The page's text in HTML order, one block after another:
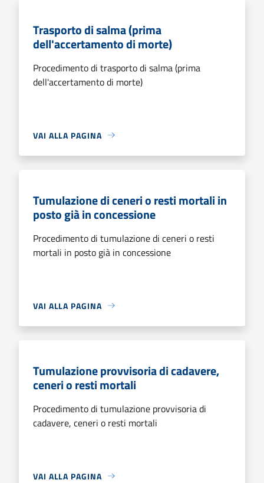
Trasporto di salma (prima
dell'accertamento di morte)
Procedimento di trasporto di salma (prima
dell'accertamento di morte)
VAI ALLA PAGINA
Tumulazione di ceneri o resti mortali in
posto già in concessione
Procedimento di tumulazione di ceneri o resti
mortali in posto già in concessione
VAI ALLA PAGINA
Tumulazione provvisoria di cadavere,
ceneri o resti mortali
Procedimento di tumulazione provvisoria di
cadavere, ceneri o resti mortali
VAI ALLA PAGINA